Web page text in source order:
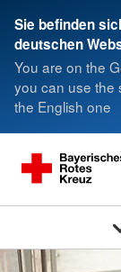
Sie befinden
deutschen
You are on the
you can use the
the English one